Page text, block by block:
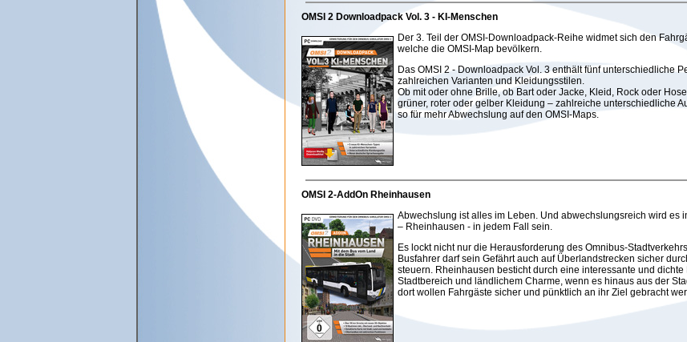
OMSI 2 Downloadpack Vol. 3 - KI-Menschen
Der 3. Teil der OMSI-Downloadpack-Reihe widmet sich den
welche die OMSI-Map bevölkern.
Das OMSI 2 - Downloadpack Vol. 3 enthält fünf unterschiedliche
zahlreichen Varianten und Kleidungsstilen.
Ob mit oder ohne Brille, ob Bart oder Jacke, Kleid, Rock oder
grüner, roter oder gelber Kleidung – zahlreiche unterschiedliche
so für mehr Abwechslung auf den OMSI-Maps.
OMSI 2-AddOn Rheinhausen
Abwechslung ist alles im Leben. Und abwechslungsreich wird es
– Rheinhausen - in jedem Fall sein.
Es lockt nicht nur die Herausforderung des Omnibus-
Busfahrer darf sein Gefährt auch auf Überlandstrecken sicher
steuern. Rheinhausen besticht durch eine interessante und dichte
Stadtbereich und ländlichem Charme, wenn es hinaus aus der
dort wollen Fahrgäste sicher und pünktlich an ihr Ziel gebracht